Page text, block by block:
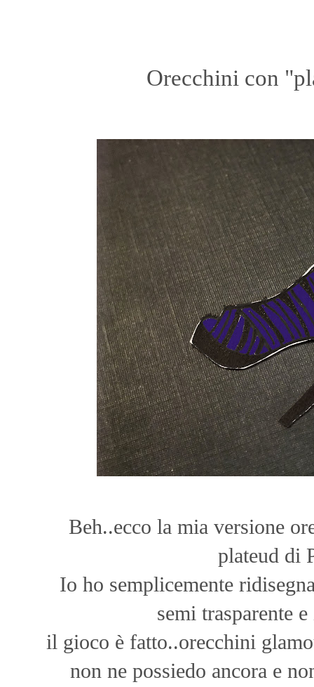
Orecchini con
Beh..ecco la mia versione
plateud di
Io ho semplicemente
semi trasparente
il gioco è fatto..orecchini
non ne possiedo ancora e